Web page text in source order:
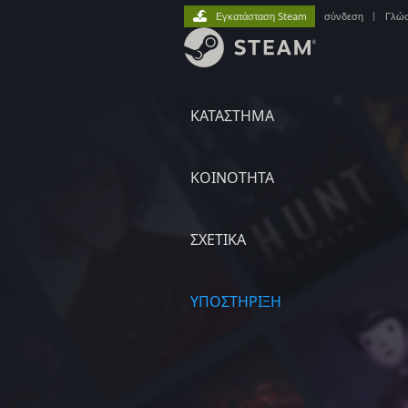
ΚΑΤΑΣΤΗΜΑ
ΚΟΙΝΟΤΗΤΑ
ΣΧΕΤΙΚΆ
ΥΠΟΣΤΗΡΙΞΗ
Εγκατάσταση Steam σύνδεση